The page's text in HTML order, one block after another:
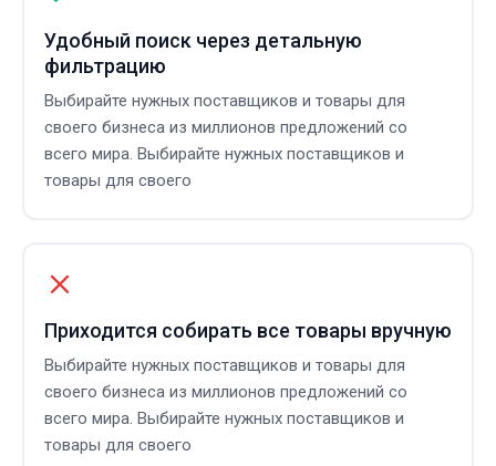
Удобный поиск через детальную
фильтрацию
Выбирайте нужных поставщиков и товары для
своего бизнеса из миллионов предложений со
всего мира. Выбирайте нужных поставщиков и
товары для своего
Приходится собирать все товары вручную
Выбирайте нужных поставщиков и товары для
своего бизнеса из миллионов предложений со
всего мира. Выбирайте нужных поставщиков и
товары для своего